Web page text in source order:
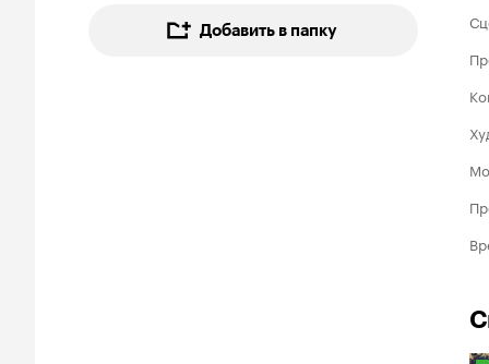
Добавить в папку